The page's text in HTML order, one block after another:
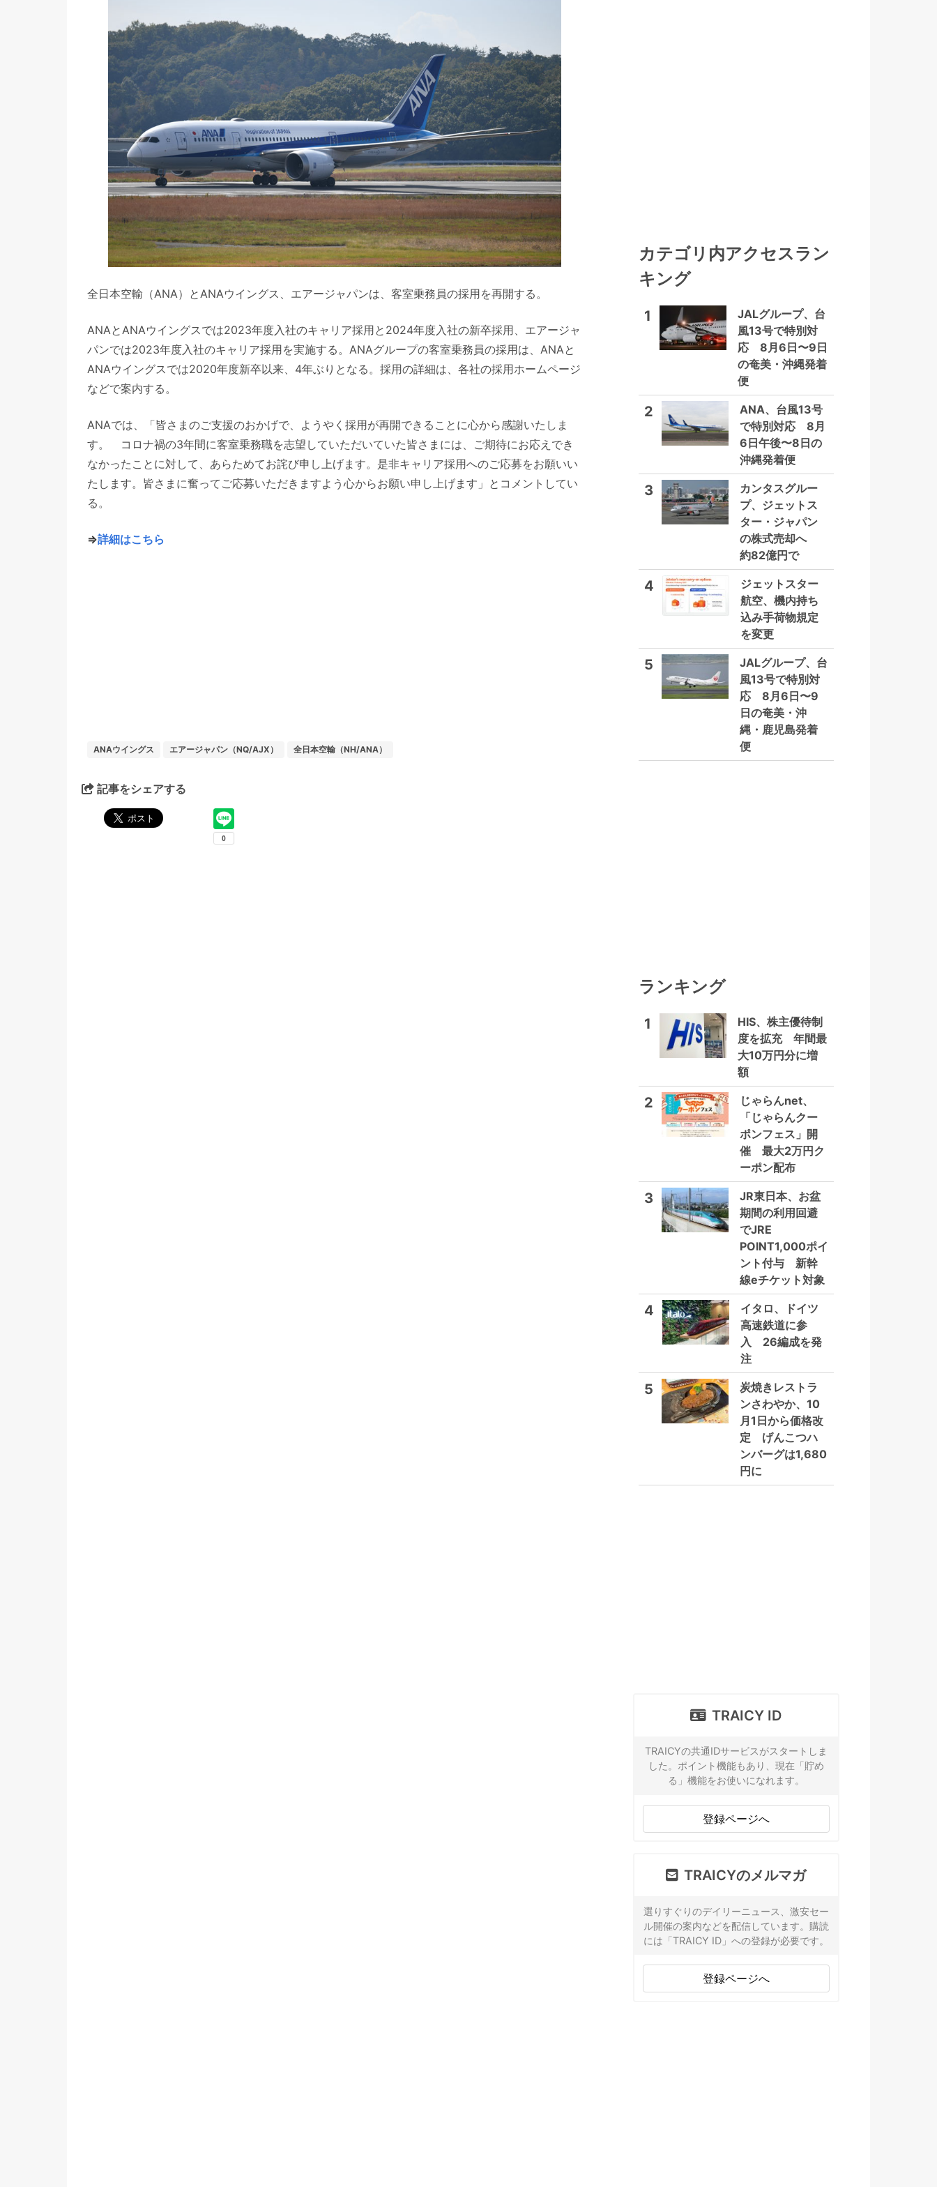
全日本空輸（ANA）とANAウイングス、エアージャパンは、客室乗務員の採用を再開する。
ANAとANAウイングスでは2023年度入社のキャリア採用と2024年度入社の新卒採用、エアージャ
パンでは2023年度入社のキャリア採用を実施する。ANAグループの客室乗務員の採用は、ANAと
ANAウイングスでは2020年度新卒以来、4年ぶりとなる。採用の詳細は、各社の採用ホームページ
などで案内する。
ANAでは、「皆さまのご支援のおかげで、ようやく採用が再開できることに心から感謝いたしま
す。 コロナ禍の3年間に客室乗務職を志望していただいていた皆さまには、ご期待にお応えでき
なかったことに対して、あらためてお詫び申し上げます。是非キャリア採用へのご応募をお願いい
たします。皆さまに奮ってご応募いただきますよう心からお願い申し上げます」とコメントしてい
る。
⇒詳細はこちら
ANAウイングス エアージャパン（NQ/AJX） 全日本空輸（NH/ANA）
記事をシェアする
カテゴリ内アクセスラン
キング
1
JALグループ、台
風13号で特別対
応 8月6日〜9日
の奄美・沖縄発着
便
2
ANA、台風13号
で特別対応 8月
6日午後〜8日の
沖縄発着便
3
カンタスグルー
プ、ジェットス
ター・ジャパン
の株式売却へ
約82億円で
4
ジェットスター
航空、機内持ち
込み手荷物規定
を変更
5
JALグループ、台
風13号で特別対
応 8月6日〜9
日の奄美・沖
縄・鹿児島発着
便
ランキング
1
HIS、株主優待制
度を拡充 年間最
大10万円分に増
額
2
じゃらんnet、
「じゃらんクー
ポンフェス」開
催 最大2万円ク
ーポン配布
3
JR東日本、お盆
期間の利用回避
でJRE
POINT1,000ポイ
ント付与 新幹
線eチケット対象
4
イタロ、ドイツ
高速鉄道に参
入 26編成を発
注
5
炭焼きレストラ
ンさわやか、10
月1日から価格改
定 げんこつハ
ンバーグは1,680
円に
TRAICY ID
TRAICYの共通IDサービスがスタートしま
した。ポイント機能もあり、現在「貯め
る」機能をお使いになれます。
登録ページへ
TRAICYのメルマガ
選りすぐりのデイリーニュース、激安セー
ル開催の案内などを配信しています。購読
には「TRAICY ID」への登録が必要です。
登録ページへ